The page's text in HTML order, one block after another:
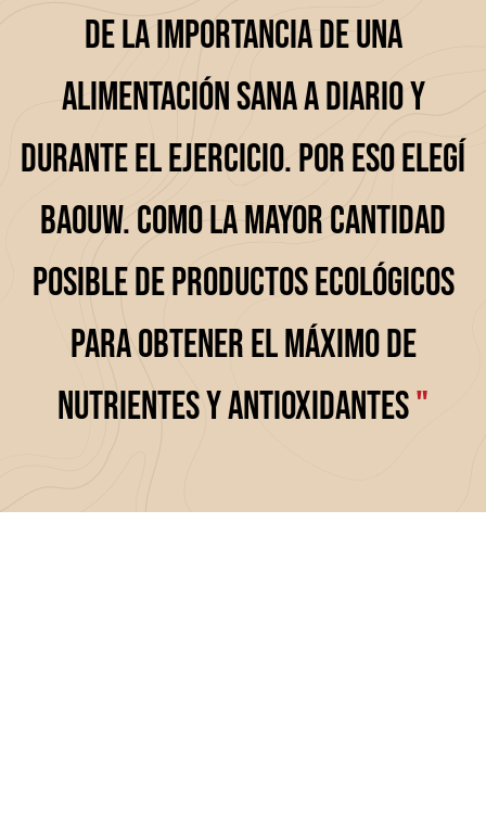
de la importancia de una
alimentación sana a diario y
durante el ejercicio. Por eso elegí
Baouw. Como la mayor cantidad
posible de productos ecológicos
para obtener el máximo de
nutrientes y antioxidantes"